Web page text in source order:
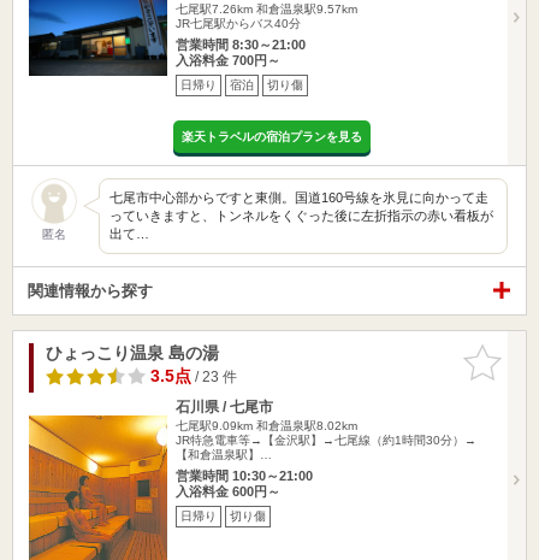
七尾駅7.26km 和倉温泉駅9.57km
JR七尾駅からバス40分
営業時間 8:30～21:00
入浴料金 700円～
日帰り 宿泊 切り傷
楽天トラベルの宿泊プランを見る
匿名
七尾市中心部からですと東側。国道160号線を氷見に向かって走
っていきますと、トンネルをくぐった後に左折指示の赤い看板が
出て…
関連情報から探す
お気に入
りに追加
ひょっこり温泉 島の湯
3.5点/ 23 件
石川県 / 七尾市
七尾駅9.09km 和倉温泉駅8.02km
JR特急電車等→【金沢駅】→七尾線（約1時間30分）→
【和倉温泉駅】…
営業時間 10:30～21:00
入浴料金 600円～
日帰り 切り傷